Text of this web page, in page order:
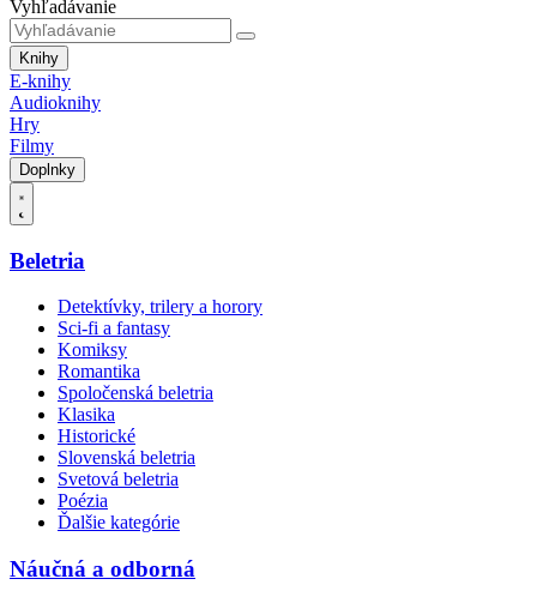
Vyhľadávanie
Knihy
E-knihy
Audioknihy
Hry
Filmy
Doplnky
Beletria
Detektívky, trilery a horory
Sci-fi a fantasy
Komiksy
Romantika
Spoločenská beletria
Klasika
Historické
Slovenská beletria
Svetová beletria
Poézia
Ďalšie kategórie
Náučná a odborná